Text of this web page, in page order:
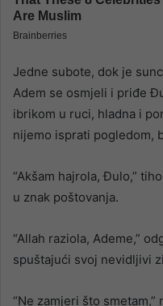
Jedne subote, dok je
Adem se osmjeli i priđe
ibrikom u ruci, hladna i
nijemo isprati pogledom,
“Akšam hajrola, Đulo,”
u znak poštovanja.
“Allah raziola, Ademe,”
spuštajući svoj nevidljivi
“Ne zamjeri što